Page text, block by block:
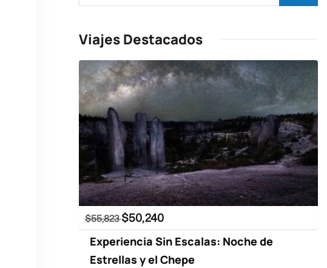
Viajes Destacados
$55,823$50,240
Experiencia Sin Escalas: Noche de
Estrellas y el Chepe